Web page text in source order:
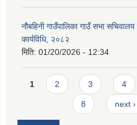
नौबहिनी गाउँपालिका गाउँ सभा
कार्यविधि, २०८२
मिति: 01/20/2026 - 12:34
Pages
1 2 3 4
8 next ›